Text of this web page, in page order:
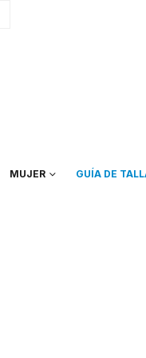
MUJER GUÍA DE